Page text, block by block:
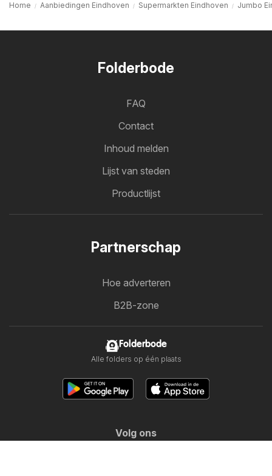
Home Aanbiedingen Eindhoven Supermarkten Eindhoven Jumbo
Folderbode
FAQ
Contact
Inhoud melden
Lijst van steden
Productlijst
Partnerschap
Hoe adverteren
B2B-zone
Folderbode
Alle folders op één plaats
Volg ons